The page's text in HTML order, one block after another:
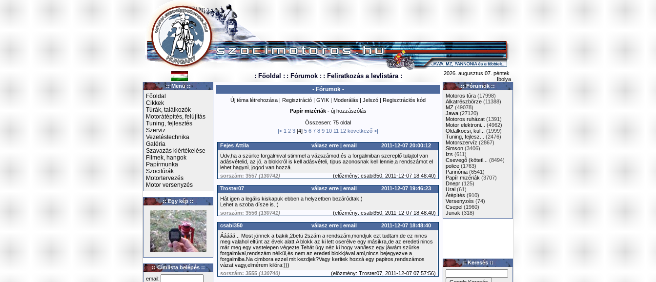
: Főoldal : : Fórumok : : Feliratkozás a levlistára :
2026. augusztus 07. péntek
Ibolya
:: Menü ::
Főoldal
Cikkek
Túrák, találkozók
Motorátépítés, felújítás
Tuning, fejlesztés
Szerviz
Vezetéstechnika
Galéria
Szavazás kiértékelése
Filmek, hangok
Papírmunka
Szocitúrák
Motortervezés
Motor versenyzés
:: Egy kép ::
:: Címlista belépés ::
email:
- Fórumok -
Új téma létrehozása | Regisztráció | GYIK | Moderálás | Jelszó | Regisztrációs kód
Papír mizériák - új hozzászólás
Összesen: 75 oldal
|< 1 2 3 [4] 5 6 7 8 9 10 11 12 következő >|
Fejes Attila válasz erre | email
2011-12-07 20:00:12
Üdv,ha a szürke forgalmival stimmel a vázszámod,és a forgalmiban szereplő tulajtol van
adásvételid, az jó, a blokkról is kell adásvételi, tipus azonosnak kell lennie,a rendszámot el
lehet hagyni, jogod van hozzá.
sorszám: 3557 (130742) (előzmény: csabi350, 2011-12-07 18:48:40)
Troster07 válasz erre | email
2011-12-07 19:46:23
Hát igen a legális kiskapuk ebben a helyzetben bezáródtak:)
Lehet a szoba dísze is.:)
sorszám: 3556 (130741) (előzmény: csabi350, 2011-12-07 18:48:40)
csabi350 válasz erre | email
2011-12-07 18:48:40
Ááááá... Most jönnek a bakik,2betü 2szám a rendszám,mondjuk ezt tudtam,de ez nincs
meg valahol eltünt az évek alatt.A blokk az ki lett cserélve egy másikra,de az eredeti nincs
már meg egy vastelepen végezte.Tehát úgy néz ki hogy van/lesz egy jáwám szürke
forgalmival,rendszám nélkül,és nem az eredeti blokkjával ami,nincs bejegyezve a
forgalmiba.Na cimbora ezzel mit kezdjek?Vagy keritek hozzá egy papiros,rendszámos
vázat vagy,elmérem kilóra:)))
sorszám: 3555 (130740) (előzmény: Troster07, 2011-12-07 07:57:56)
:: Fórumok ::
Motoros túra (17998)
Alkatrészbörze (11388)
MZ (49078)
Jawa (27120)
Motoros ruházat (1391)
Motor elektroni...
(4962)
Oldalkocsi, kul...
(1999)
Tuning, fejlesz...
(2476)
Motorszervíz (2867)
Simson (3406)
Izs (611)
Csevegő (kötetl...
(8494)
police (1763)
Pannónia (6541)
Papír mizériák (3707)
Dnepr (125)
Ural (61)
Átépítés (910)
Versenyzés (74)
Csepel (1960)
Junak (318)
:: Keresés ::